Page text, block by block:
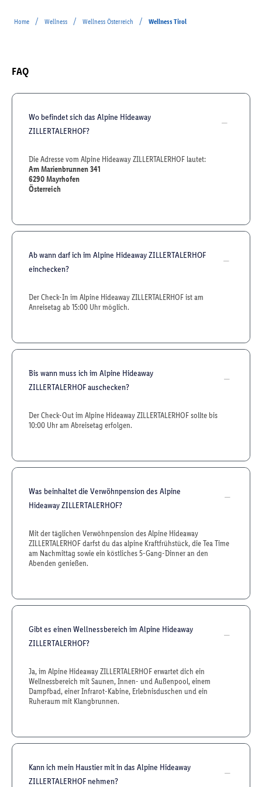
Home / Wellness / Wellness Österreich / Wellness Tirol
FAQ
Wo befindet sich das Alpine Hideaway
ZILLERTALERHOF?
Die Adresse vom Alpine Hideaway ZILLERTALERHOF lautet:
Am Marienbrunnen 341
6290Mayrhofen
Österreich
Ab wann darf ich im Alpine Hideaway ZILLERTALERHOF
einchecken?
Der Check-In im Alpine Hideaway ZILLERTALERHOF ist am
Anreisetag ab 15:00 Uhr möglich.
Bis wann muss ich im Alpine Hideaway
ZILLERTALERHOF auschecken?
Der Check-Out im Alpine Hideaway ZILLERTALERHOF sollte bis
10:00 Uhr am Abreisetag erfolgen.
Was beinhaltet die Verwöhnpension des Alpine
Hideaway ZILLERTALERHOF?
Mit der täglichen Verwöhnpension des Alpine Hideaway
ZILLERTALERHOF darfst du das alpine Kraftfrühstück, die Tea Time
am Nachmittag sowie ein köstliches 5-Gang-Dinner an den
Abenden genießen.
Gibt es einen Wellnessbereich im Alpine Hideaway
ZILLERTALERHOF?
Ja, im Alpine Hideaway ZILLERTALERHOF erwartet dich ein
Wellnessbereich mit Saunen, Innen- und Außenpool, einem
Dampfbad, einer Infrarot-Kabine, Erlebnisduschen und ein
Ruheraum mit Klangbrunnen.
Kann ich mein Haustier mit in das Alpine Hideaway
ZILLERTALERHOF nehmen?